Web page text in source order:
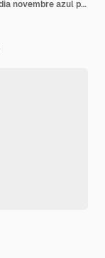
Mote blu di novembre file PSD social media novembre azul post